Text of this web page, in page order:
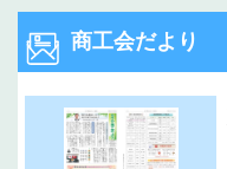
商工会だより